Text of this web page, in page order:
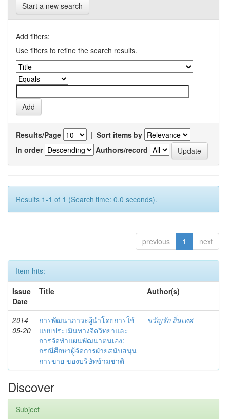
Start a new search
Add filters:
Use filters to refine the search results.
Results/Page | Sort items by
In order
Authors/record
Results 1-1 of 1 (Search time: 0.0 seconds).
previous 1 next
Item hits:
Issue
Date
Title Author(s)
2014-
05-20
การพัฒนาภาวะผู้นำโดยการใช้
แบบประเมินทางจิตวิทยาและ
การจัดทำแผนพัฒนาตนเอง:
กรณีศึกษาผู้จัดการฝ่ายสนับสนุน
การขาย ของบริษัทข้ามชาติ
ขวัญรัก ถิ่นเทศ
Discover
Subject